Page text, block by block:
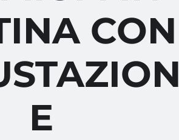
CON
E